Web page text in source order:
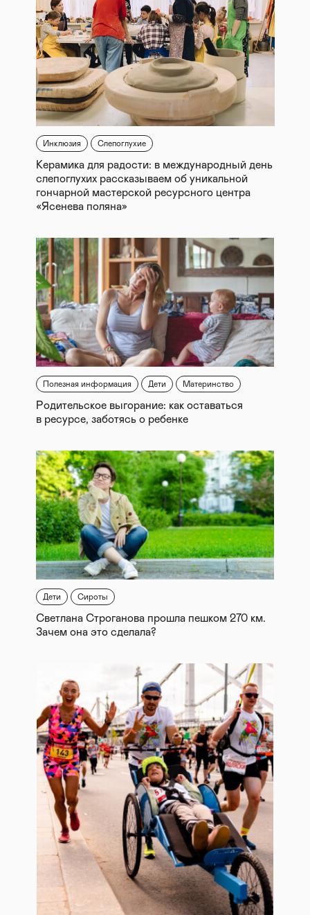
Инклюзия Слепоглухие
Керамика для радости: в международный день
слепоглухих рассказываем об уникальной
гончарной мастерской ресурсного центра
«Ясенева поляна»
Полезная информация Дети Материнство
Родительское выгорание: как оставаться
в ресурсе, заботясь о ребенке
Дети Сироты
Светлана Строганова прошла пешком 270 км.
Зачем она это сделала?